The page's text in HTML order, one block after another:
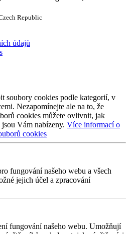
Republic
údajů
soubory cookies podle kategorií, v
Nezapomínejte ale na to, že
cookies můžete ovlivnit, jak
Vám nabízeny. Více informací o
cookies
fungování našeho webu a všech
jejich účel a zpracování
fungování našeho webu. Umožňují